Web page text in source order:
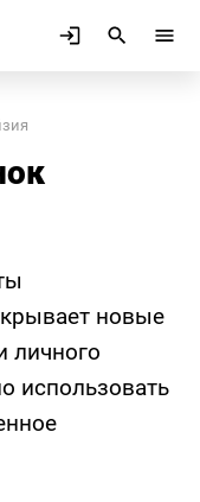
новые
личного
использовать